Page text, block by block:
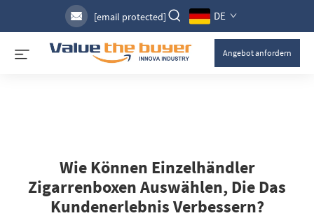
[email protected] DE
Angebot anfordern
Wie Können Einzelhändler
Zigarrenboxen Auswählen, Die Das
Kundenerlebnis Verbessern?